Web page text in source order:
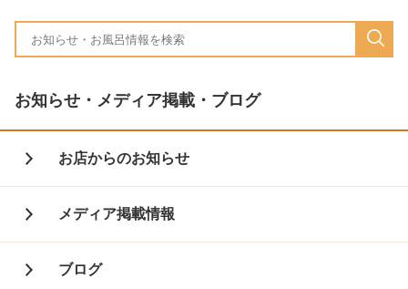
お知らせ・メディア掲載・ブログ
お店からのお知らせ
メディア掲載情報
ブログ